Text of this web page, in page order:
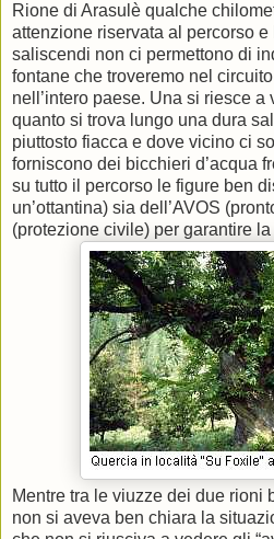
Rione di Arasulè qualche
attenzione riservata al percorso
saliscendi non ci permettono di
fontane che troveremo nel
nell’intero paese. Una si riesce a
quanto si trova lungo una dura
piuttosto fiacca e dove vicino ci
forniscono dei bicchieri d’acqua
su tutto il percorso le figure ben
un’ottantina) sia dell’AVOS
(protezione civile) per garantire
Mentre tra le viuzze dei due rioni
non si aveva ben chiara la